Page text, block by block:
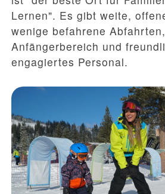
Lernen". Es gibt weite,
wenige befahrene
Anfängerbereich und
engagiertes Personal.